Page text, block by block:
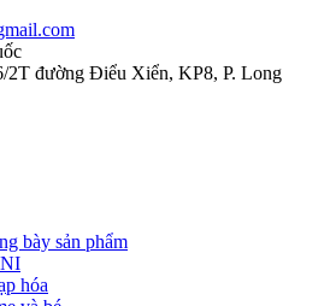
2T đường Điểu Xiển, KP8, P. Long
bày sản phẩm
hóa